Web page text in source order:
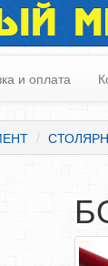
и оплата